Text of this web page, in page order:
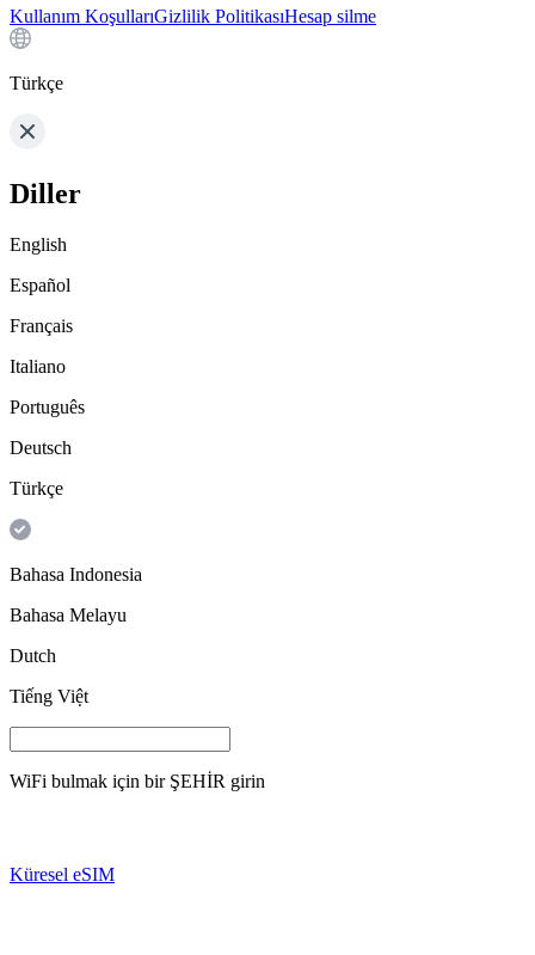
Kullanım KoşullarıGizlilik PolitikasıHesap silme
Türkçe
Diller
English
Español
Français
Italiano
Português
Deutsch
Türkçe
Bahasa Indonesia
Bahasa Melayu
Dutch
Tiếng Việt
WiFi bulmak için bir ŞEHİR girin
Küresel eSIM